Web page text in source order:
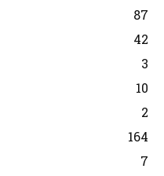
87
42
3
10
2
164
7